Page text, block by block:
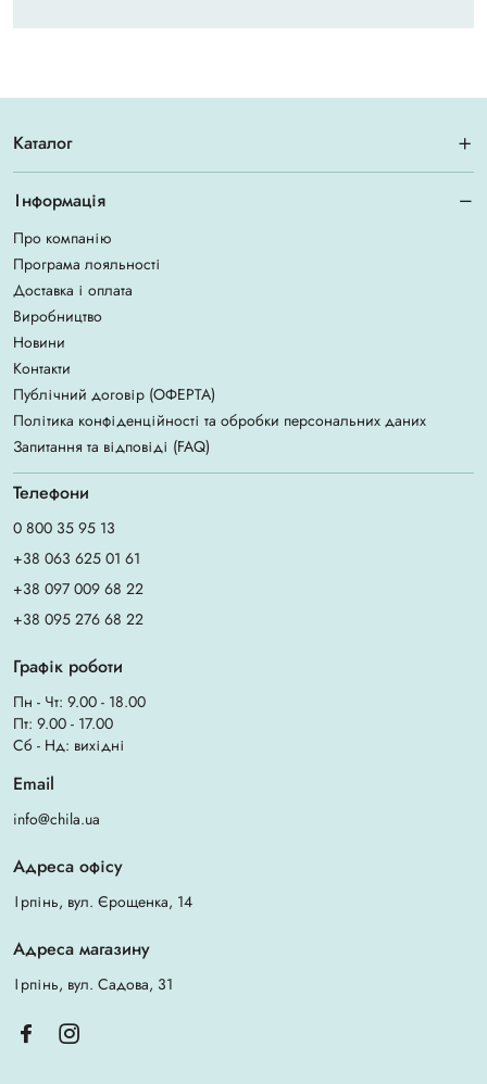
Каталог
Інформація
Про компанію
Програма лояльності
Доставка і оплата
Виробництво
Новини
Контакти
Публічний договір (ОФЕРТА)
Політика конфіденційності та обробки персональних даних
Запитання та відповіді (FAQ)
Телефони
0 800 35 95 13
+38 063 625 01 61
+38 097 009 68 22
+38 095 276 68 22
Графік роботи
Пн - Чт: 9.00 - 18.00
Пт: 9.00 - 17.00
Сб - Нд: вихідні
Email
info@chila.ua
Адреса офісу
Ірпінь, вул. Єрощенка, 14
Адреса магазину
Ірпінь, вул. Садова, 31